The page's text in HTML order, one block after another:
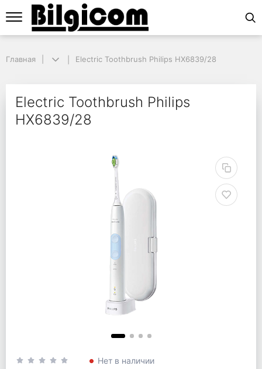
Electric Toothbrush Philips HX6839/28
Главная Electric Toothbrush Philips HX6839/28
Electric Toothbrush Philips
HX6839/28
Нет в наличии